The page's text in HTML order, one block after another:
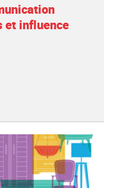
et influence